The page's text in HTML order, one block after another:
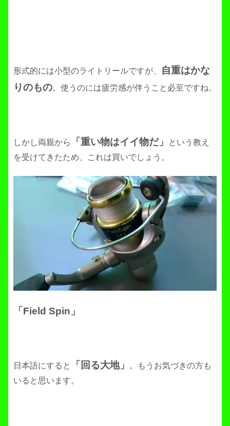
形式的には小型のライトリールですが、
自重はかな
りのもの。使うのには疲労感が伴うこと必至ですね。
しかし両親から 「重い物はイイ物だ」
という教え
を受けてきたため、これは買いでしょう。
「Field Spin」
日本語にすると 「回る大地」
。もうお気づきの方も
いると思います。